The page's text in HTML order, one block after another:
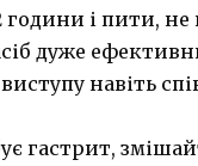
години і пити,
дуже
навіть
гастрит,